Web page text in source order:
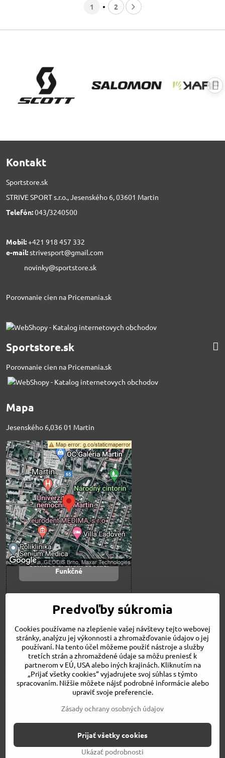
1 2
Kontakt
Sportstore.sk
STRIVE SPORT s.r.o., Jesenského 6, 03601 Martin
Telefón:043/3240500
Mobil:+421 918 457 332
e-mail:strivesport@gmail.com
novinky@sportstore.sk
Porovnanie cien na Pricemania.sk
Sportstore.sk
Porovnanie cien na Pricemania.sk
Mapa
Jesenského 6,036 01 Martin
Externý obsah je
blokovaný Voľbami
súkromia
Prajete si načítať externý obsah?
Povoliť tentokrát
Povoliť a zapamätať -
súhlas s druhom cookie:
Funkčné
Otvoriť obsah v novom okne
Novinky
Niečo o nás
Naša ponuka
Veľkostné tabuľky
Obchodné podmienky
Kontakt
©2026Copyright
Predvoľby súkromiaZásady ochrany osobných údajov
Stav objednávky
Vytvorené pomocou:BiznisWeb.sk
Predvoľby súkromia
Cookies používame na zlepšenie vašej návštevy tejto webovej
stránky, analýzu jej výkonnosti a zhromažďovanie údajov o jej
používaní. Na tento účel môžeme použiť nástroje a služby
tretích strán a zhromaždené údaje sa môžu preniesť k
partnerom v EÚ, USA alebo iných krajinách. Kliknutím na
„Prijať všetky cookies“ vyjadrujete svoj súhlas s týmto
spracovaním. Nižšie môžete nájsť podrobné informácie alebo
upraviť svoje preferencie.
Zásady ochrany osobných údajov
Ukázať podrobnosti
Prijať všetky cookies